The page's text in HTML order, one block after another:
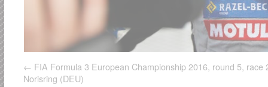
FIA Formula 3 European Championship 2016, round 5, race
Norisring (DEU)